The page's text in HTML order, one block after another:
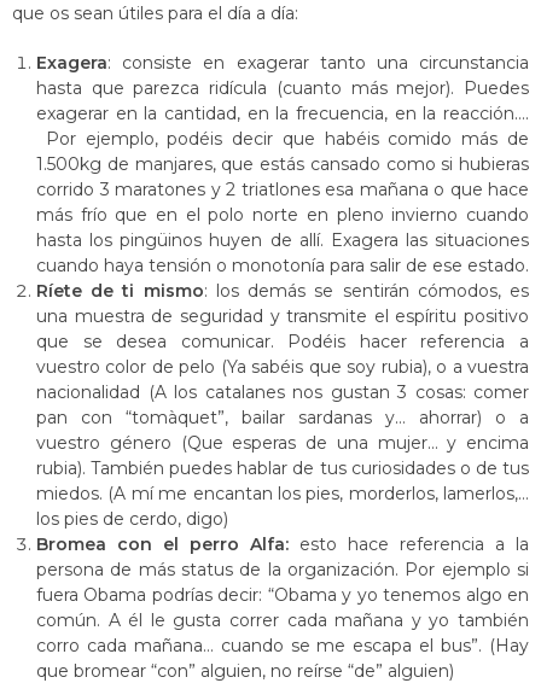
que os sean útiles para el día a día:
Exagera: consiste en exagerar tanto una circunstancia
hasta que parezca ridícula (cuanto más mejor). Puedes
exagerar en la cantidad, en la frecuencia, en la reacción….
Por ejemplo, podéis decir que habéis comido más de
1.500kg de manjares, que estás cansado como si hubieras
corrido 3 maratones y 2 triatlones esa mañana o que hace
más frío que en el polo norte en pleno invierno cuando
hasta los pingüinos huyen de allí. Exagera las situaciones
cuando haya tensión o monotonía para salir de ese estado.
Ríete de ti mismo: los demás se sentirán cómodos, es
una muestra de seguridad y transmite el espíritu positivo
que se desea comunicar. Podéis hacer referencia a
vuestro color de pelo (Ya sabéis que soy rubia), o a vuestra
nacionalidad (A los catalanes nos gustan 3 cosas: comer
pan con “tomàquet”, bailar sardanas y… ahorrar) o a
vuestro género (Que esperas de una mujer… y encima
rubia). También puedes hablar de tus curiosidades o de tus
miedos. (A mí me encantan los pies, morderlos, lamerlos,…
los pies de cerdo, digo)
Bromea con el perro Alfa: esto hace referencia a la
persona de más status de la organización. Por ejemplo si
fuera Obama podrías decir: “Obama y yo tenemos algo en
común. A él le gusta correr cada mañana y yo también
corro cada mañana… cuando se me escapa el bus”. (Hay
que bromear “con” alguien, no reírse “de” alguien)